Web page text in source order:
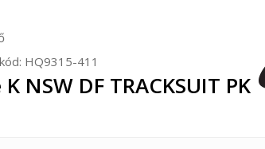
HQ9315-411
NSW DF TRACKSUIT PK